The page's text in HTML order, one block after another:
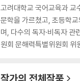
고려대학교 국어교육과 교
문학을 가르쳤고, 초등학
며, 다수의 독자·비독자
원회 문해력특별위원회 위
작가의 전체작품